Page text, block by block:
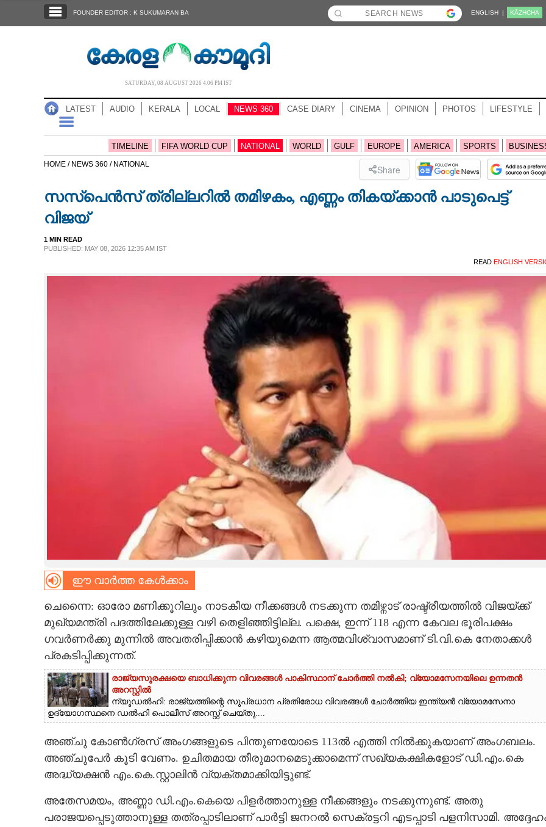
NOTIFIED NEWS
NEWS 360
CASE DIARY
LITERATURE
CONTACT US
FOUNDER EDITOR : K SUKUMARAN BA ENGLISH | KĀZHCHA
SATURDAY, 08 AUGUST 2026 4.06 PM IST
LATEST AUDIO KERALA LOCAL NEWS 360 CASE DIARY CINEMA OPINION PHOTOS LIFESTYLE
TIMELINE FIFA WORLD CUP NATIONAL WORLD GULF EUROPE AMERICA SPORTS
HOME / NEWS 360 / NATIONAL Share
സസ്പെൻസ് ത്രില്ലറിൽ തമിഴകം, എണ്ണം തികയ്ക്കാൻ പാടുപെട്ട്
വിജയ്
1 MIN READ
PUBLISHED: MAY 08, 2026 12:35 AM IST
READ ENGLISH
ഈ വാർത്ത കേൾക്കാം
ചെന്നൈ: ഓരോ മണിക്കൂറിലും നാടകീയ നീക്കങ്ങൾ നടക്കുന്ന തമിഴ്നാട് രാഷ്ട്രീയത്തിൽ വിജയ്‌ക്ക്
മുഖ്യമന്ത്രി പദത്തിലേക്കുള്ള വഴി തെളിഞ്ഞിട്ടില്ല. പക്ഷെ, ഇന്ന് 118 എന്ന കേവല ഭൂരിപക്ഷം
ഗവർണർക്കു മുന്നിൽ അവതരിപ്പിക്കാൻ കഴിയുമെന്ന ആത്മവിശ്വാസമാണ് ടി.വി.കെ നേതാക്കൾ
പ്രകടിപ്പിക്കുന്നത്.
രാജ്യസുരക്ഷയെ ബാധിക്കുന്ന വിവരങ്ങൾ പാകിസ്ഥാന് ചോ‌ർത്തി നൽകി; വ്യോമസേനയിലെ ഉന്നതൻ
അറസ്റ്റിൽ
ന്യൂ‌ഡൽഹി: രാജ്യത്തിന്റെ സുപ്രധാന പ്രതിരോധ വിവരങ്ങൾ ചോർത്തിയ ഇന്ത്യൻ വ്യോമസേനാ
ഉദ്യോഗസ്ഥനെ ഡൽഹി പൊലീസ് അറസ്റ്റ് ചെയ്‌തു....
അഞ്ചു കോൺഗ്രസ് അംഗങ്ങളുടെ പിന്തുണയോടെ 113ൽ എത്തി നിൽക്കുകയാണ് അംഗബലം.
അഞ്ചുപേർ കൂടി വേണം. ഉചിതമായ തീരുമാനമെടുക്കാമെന്ന് സഖ്യകക്ഷികളോട് ഡി.എം.കെ
അദ്ധ്യക്ഷൻ എം.കെ.സ്റ്റാലിൻ വ്യക്തമാക്കിയിട്ടുണ്ട്.
അതേസമയം, അണ്ണാ ഡി.എം.കെയെ പിളർത്താനുള്ള നീക്കങ്ങളും നടക്കുന്നുണ്ട്. അതു
പരാജയപ്പെടുത്താനുള്ള തത്രപ്പാടിലാണ് പാർട്ടി ജനറൽ സെക്രട്ടറി എടപ്പാടി പളനിസാമി.